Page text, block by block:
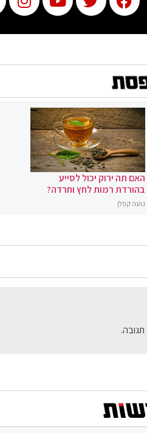
האם תה ירוק יכול לסייע
בהורדת רמות לחץ וחרדה?
נועה קפלן
תגובה.